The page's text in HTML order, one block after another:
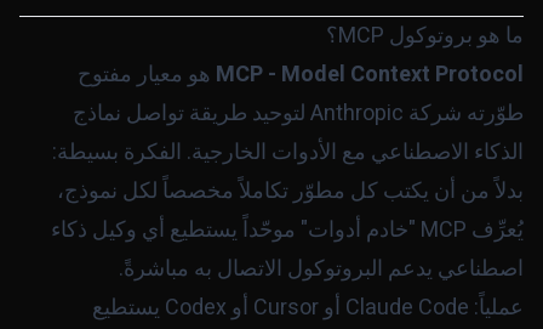
ما هو بروتوكول MCP؟
MCP - Model Context Protocol هو معيار مفتوح
طوّرته شركة Anthropic لتوحيد طريقة تواصل نماذج
الذكاء الاصطناعي مع الأدوات الخارجية. الفكرة بسيطة:
بدلاً من أن يكتب كل مطوّر تكاملاً مخصصاً لكل نموذج،
يُعرِّف MCP "خادم أدوات" موحّداً يستطيع أي وكيل ذكاء
اصطناعي يدعم البروتوكول الاتصال به مباشرةً.
عملياً: Claude Code أو Cursor أو Codex يستطيع